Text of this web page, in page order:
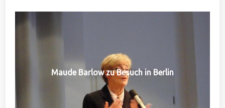
Maude Barlow zu Besuch in Berlin